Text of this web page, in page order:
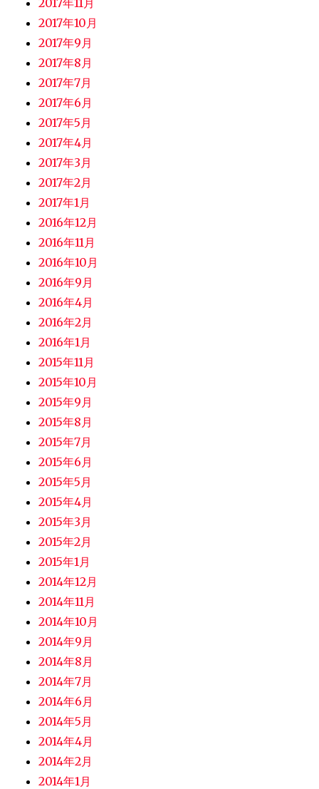
2017年10月
2017年9月
2017年8月
2017年7月
2017年6月
2017年5月
2017年4月
2017年3月
2017年2月
2017年1月
2016年12月
2016年11月
2016年10月
2016年9月
2016年4月
2016年2月
2016年1月
2015年11月
2015年10月
2015年9月
2015年8月
2015年7月
2015年6月
2015年5月
2015年4月
2015年3月
2015年2月
2015年1月
2014年12月
2014年11月
2014年10月
2014年9月
2014年8月
2014年7月
2014年6月
2014年5月
2014年4月
2014年2月
2014年1月